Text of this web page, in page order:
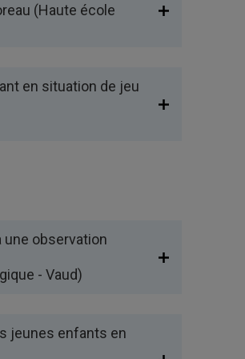
(Haute école
en situation de jeu
une observation
- Vaud)
jeunes enfants en